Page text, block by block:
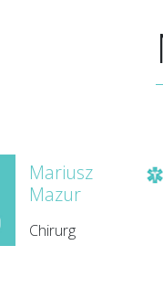
Mariusz
Mazur
Chirurg